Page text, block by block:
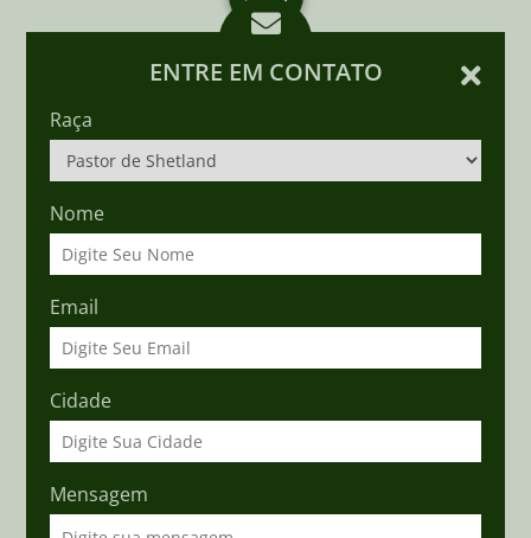
ENTRE EM CONTATO
Raça
Nome
Email
Cidade
Mensagem